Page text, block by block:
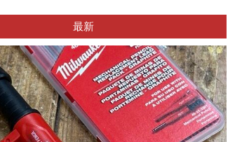
最新